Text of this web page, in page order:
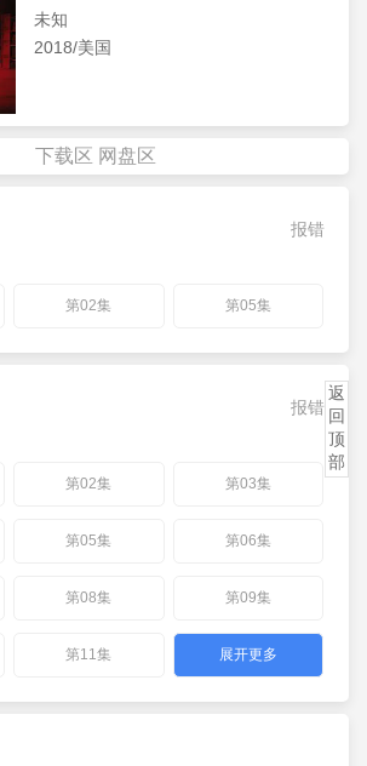
未知
2018/美国
下载区 网盘区
报错
第02集 第05集
报错
第02集 第03集
第05集 第06集
第08集 第09集
第11集 展开更多
返
回
顶
部